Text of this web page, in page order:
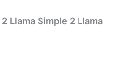
Llama Simple 2 Llama